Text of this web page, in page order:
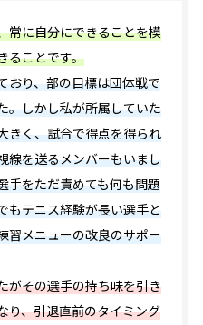
常に自分にできることを模
ることです。
おり、部の目標は団体戦で
。しかし私が所属していた
きく、試合で得点を得られ
線を送るメンバーもいまし
手をただ責めても何も問題
もテニス経験が長い選手と
習メニューの改良のサポー
がその選手の持ち味を引き
り、引退直前のタイミング